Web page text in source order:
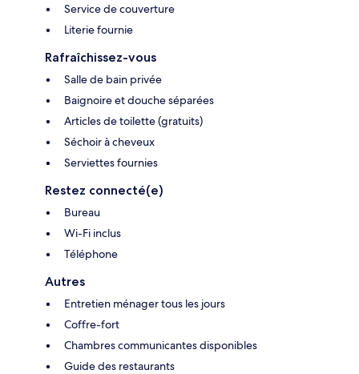
Service de couverture
Literie fournie
Rafraîchissez-vous
Salle de bain privée
Baignoire et douche séparées
Articles de toilette (gratuits)
Séchoir à cheveux
Serviettes fournies
Restez connecté(e)
Bureau
Wi-Fi inclus
Téléphone
Autres
Entretien ménager tous les jours
Coffre-fort
Chambres communicantes disponibles
Guide des restaurants